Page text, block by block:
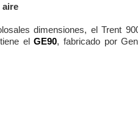
aire
dimensiones, el Trent
elGE90, fabricado por